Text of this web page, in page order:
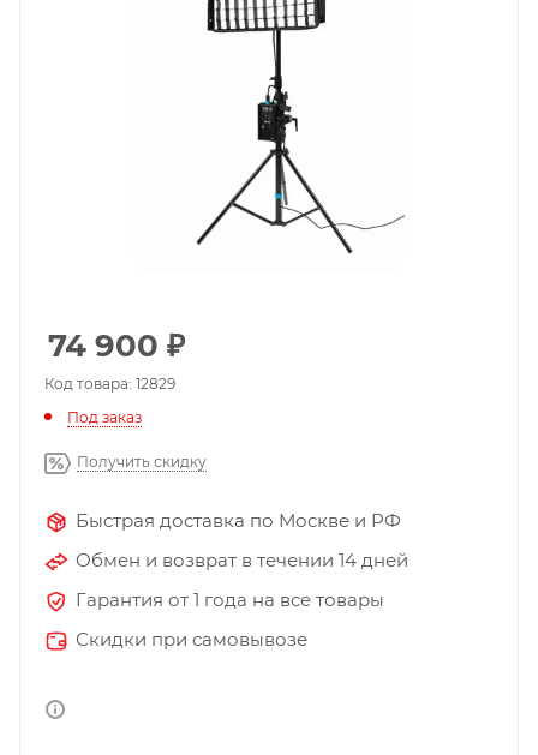
74 900 ₽
Код товара: 12829
Под заказ
Получить скидку
Быстрая доставка по Москве и РФ
Обмен и возврат в течении 14 дней
Гарантия от 1 года на все товары
Скидки при самовывозе